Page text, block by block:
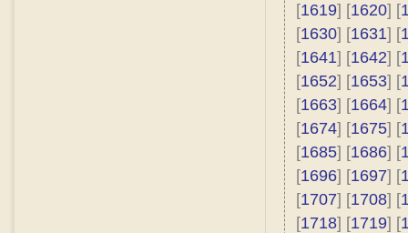
[1619] [1620] [
[1630] [1631] [
[1641] [1642] [
[1652] [1653] [
[1663] [1664] [
[1674] [1675] [
[1685] [1686] [
[1696] [1697] [
[1707] [1708] [
[1718] [1719] [